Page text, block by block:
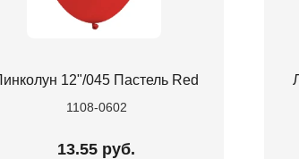
12"/045 Пастель Red
1108-0602
13.55 руб.